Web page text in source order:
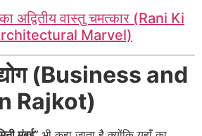
अद्वितीय वास्तु चमत्कार (Rani Ki
Marvel)
(Business and
Rajkot)